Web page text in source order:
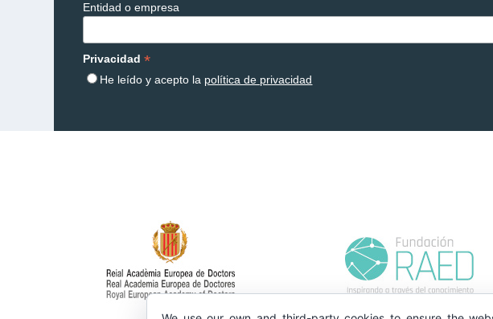
Entidad o empresa
Privacidad*
He leído y acepto la política de privacidad